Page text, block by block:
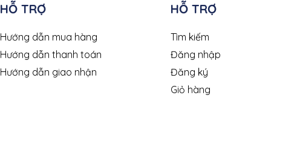
HỖ TRỢ
Hướng dẫn mua hàng
Hướng dẫn thanh toán
Hướng dẫn giao nhận
HỖ TRỢ
Tìm kiếm
Đăng nhập
Đăng ký
Giỏ hàng